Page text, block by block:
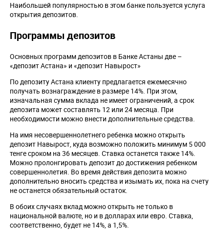
Наибольшей популярностью в этом банке пользуется услуга
открытия депозитов.
Программы депозитов
Основных программ депозитов в Банке Астаны две –
«депозит Астана» и «депозит Навырост»
По депозиту Астана клиенту предлагается ежемесячно
получать вознаграждение в размере 14%. При этом,
изначальная сумма вклада не имеет ограничений, а срок
депозита может составлять 12 или 24 месяца. При
необходимости можно внести дополнительные средства.
На имя несовершеннолетнего ребенка можно открыть
депозит Навырост, куда возможно положить минимум 5 000
тенге сроком на 36 месяцев. Ставка останется также 14%.
Можно пролонгировать депозит до достижения ребенком
совершеннолетия. Во время действия депозита можно
дополнительно вносить средства и изымать их, пока на счету
не останется обязательный остаток.
В обоих случаях вклад можно открыть не только в
национальной валюте, но и в долларах или евро. Ставка,
соответственно, будет не 14%, а 1,5%.